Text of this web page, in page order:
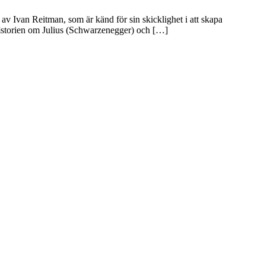
Ivan Reitman, som är känd för sin skicklighet i att skapa
om Julius (Schwarzenegger) och […]